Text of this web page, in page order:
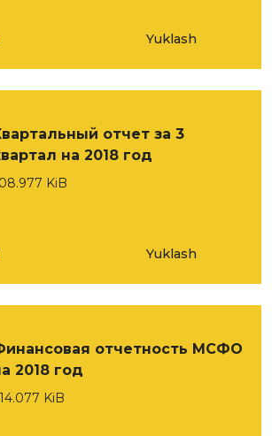
Yuklash
отчет за 3
на 2018 год
KiB
Yuklash
отчетность МСФО
2018 год
KiB